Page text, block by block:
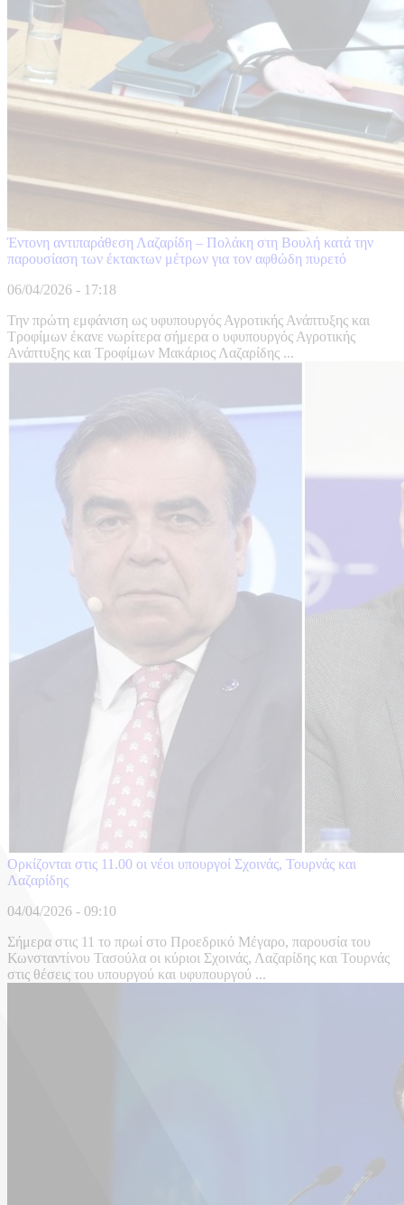
Έντονη αντιπαράθεση Λαζαρίδη – Πολάκη στη Βουλή κατά την
παρουσίαση των έκτακτων μέτρων για τον αφθώδη πυρετό
06/04/2026 - 17:18
Την πρώτη εμφάνιση ως υφυπουργός Αγροτικής Ανάπτυξης και
Τροφίμων έκανε νωρίτερα σήμερα ο υφυπουργός Αγροτικής
Ανάπτυξης και Τροφίμων Μακάριος Λαζαρίδης ...
Ορκίζονται στις 11.00 οι νέοι υπουργοί Σχοινάς, Τουρνάς και
Λαζαρίδης
04/04/2026 - 09:10
Σήμερα στις 11 το πρωί στο Προεδρικό Μέγαρο, παρουσία του
Κωνσταντίνου Τασούλα οι κύριοι Σχοινάς, Λαζαρίδης και Τουρνάς
στις θέσεις του υπουργού και υφυπουργού ...